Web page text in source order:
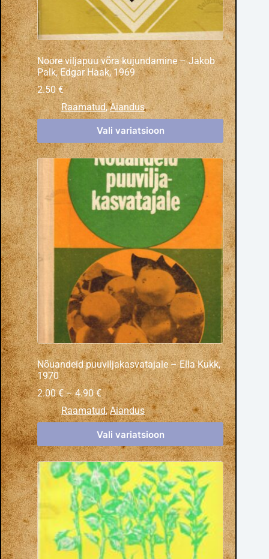
Noore viljapuu võra kujundamine – Jakob
Palk, Edgar Haak, 1969
2.50€
Raamatud,Aiandus
Vali variatsioon
Nõuandeid puuviljakasvatajale – Ella Kukk,
1970
2.00€ – 4.90€
Raamatud,Aiandus
Vali variatsioon